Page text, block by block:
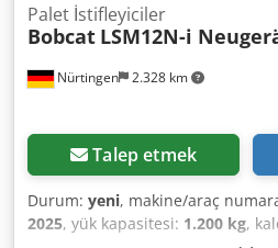
Nürtingen 2.328 km
Palet İstifleyiciler
Bobcat LSM12N-i
Talep etmek
Durum: yeni, makine/araç
2025, yük kapasitesi: 1.200 kg,